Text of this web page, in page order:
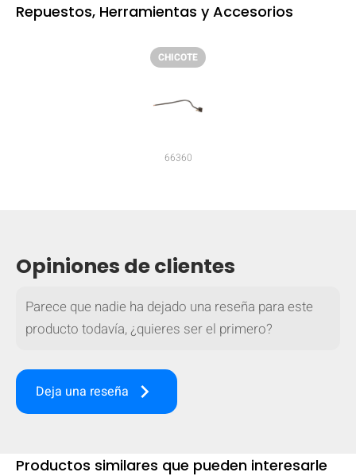
Repuestos, Herramientas y Accesorios
CHICOTE
66360
Opiniones de clientes
Parece que nadie ha dejado una reseña para este
producto todavía, ¿quieres ser el primero?
Deja una reseña keyboard_arrow_right
Productos similares que pueden interesarle